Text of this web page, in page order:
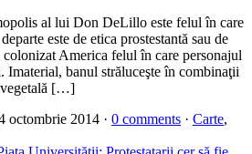
al lui Don DeLillo este felul în care
este de etica prostestantă sau de
colonizat America felul în care personajul
Imaterial, banul străluceşte în combinaţii
[…]
octombrie 2014 · 0 comments · Carte,